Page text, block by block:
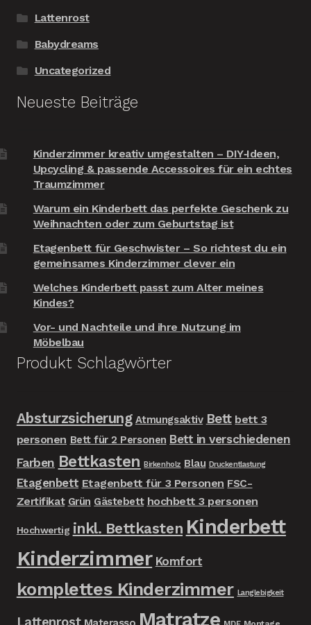
Lattenrost
Babydreams
Uncategorized
Neueste Beiträge
Kinderzimmer kreativ umgestalten – DIY‑Ideen,
Upcycling & passende Accessoires für ein echtes
Traumzimmer
Warum ein Kinderbett das perfekte Geschenk zu
Weihnachten oder zum Geburtstag ist
Etagenbett für Geschwister – So richtest du ein
gemeinsames Kinderzimmer clever ein
Welches Kinderbett passt zum Alter meines
Kindes?
Vor- und Nachteile und ihre Nutzung im
Möbelbau
Produkt Schlagwörter
Absturzsicherung Atmungsaktiv Bett bett 3
personen Bett für 2 Personen Bett in verschiedenen
Farben Bettkasten Birkenholz Blau Druckentlastung
Etagenbett Etagenbett für 3 Personen FSC-
Zertifikat Grün Gästebett hochbett 3 personen
Hochwertig inkl. Bettkasten Kinderbett
Kinderzimmer Komfort
komplettes Kinderzimmer Langlebigkeit
Matratze